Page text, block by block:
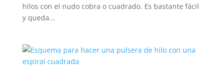
hilos con el nudo cobra o cuadrado. Es bastante fácil
y queda...